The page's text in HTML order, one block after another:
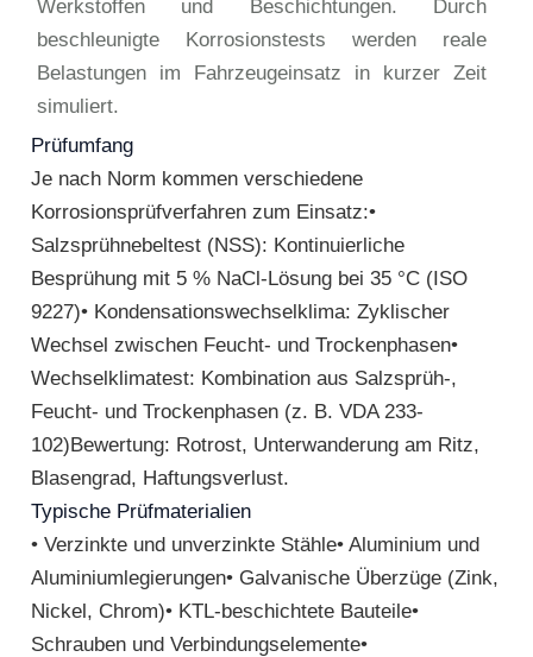
Werkstoffen und Beschichtungen. Durch
beschleunigte Korrosionstests werden reale
Belastungen im Fahrzeugeinsatz in kurzer Zeit
simuliert.
Prüfumfang
Je nach Norm kommen verschiedene
Korrosionsprüfverfahren zum Einsatz:•
Salzsprühnebeltest (NSS): Kontinuierliche
Besprühung mit 5 % NaCl-Lösung bei 35 °C (ISO
9227)• Kondensationswechselklima: Zyklischer
Wechsel zwischen Feucht- und Trockenphasen•
Wechselklimatest: Kombination aus Salzsprüh-,
Feucht- und Trockenphasen (z. B. VDA 233-
102)Bewertung: Rotrost, Unterwanderung am Ritz,
Blasengrad, Haftungsverlust.
Typische Prüfmaterialien
• Verzinkte und unverzinkte Stähle• Aluminium und
Aluminiumlegierungen• Galvanische Überzüge (Zink,
Nickel, Chrom)• KTL-beschichtete Bauteile•
Schrauben und Verbindungselemente•